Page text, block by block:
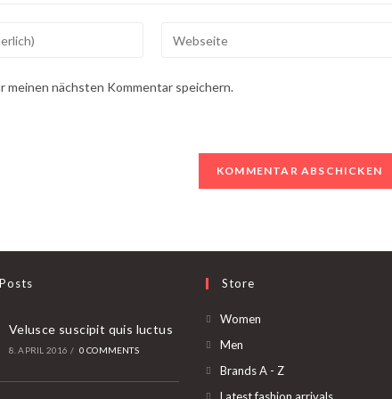
meinen nächsten Kommentar speichern.
Velusce suscipit quis luctus
8. APRIL 2016 / 0 COMMENTS
Store
Women
Men
in
Brands A - ZOpens
in
Opens